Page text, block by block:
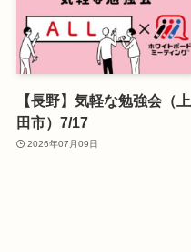
【長野】気軽な勉強会（上
田市）7/17
2026年07月09日